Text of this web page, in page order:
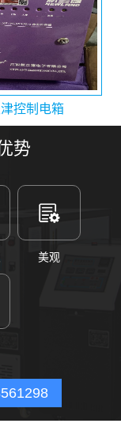
控制电箱
势
美观